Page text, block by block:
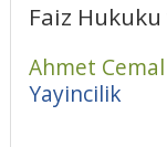
Faiz
Ahmet
Yayincilik